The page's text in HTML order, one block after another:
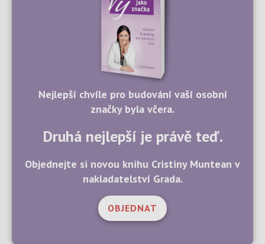
Nejlepší chvíle pro budování vaší osobní
značky byla včera.
Druhá nejlepší je právě teď.
Objednejte si novou knihu Cristiny Muntean v
nakladatelství Grada.
OBJEDNAT